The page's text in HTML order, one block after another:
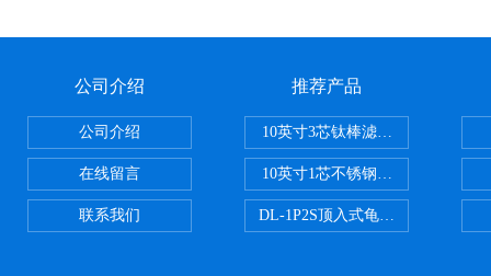
公司介绍
公司介绍
在线留言
联系我们
推荐产品
10英寸3芯钛棒滤芯过滤器
10英寸1芯不锈钢钛棒过滤器
DL-1P2S顶入式龟背过滤器